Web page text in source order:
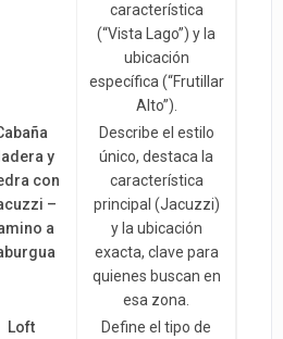
característica
(“Vista Lago”) y la
ubicación
específica (“Frutillar
Alto”).
y
con
–
a
Describe el estilo
único, destaca la
característica
principal (Jacuzzi)
y la ubicación
exacta, clave para
quienes buscan en
esa zona.
Loft
Define el tipo de